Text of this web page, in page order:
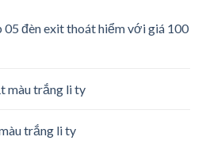
05 đèn exit thoát hiểm với giá 100
màu trắng li ty
trắng li ty